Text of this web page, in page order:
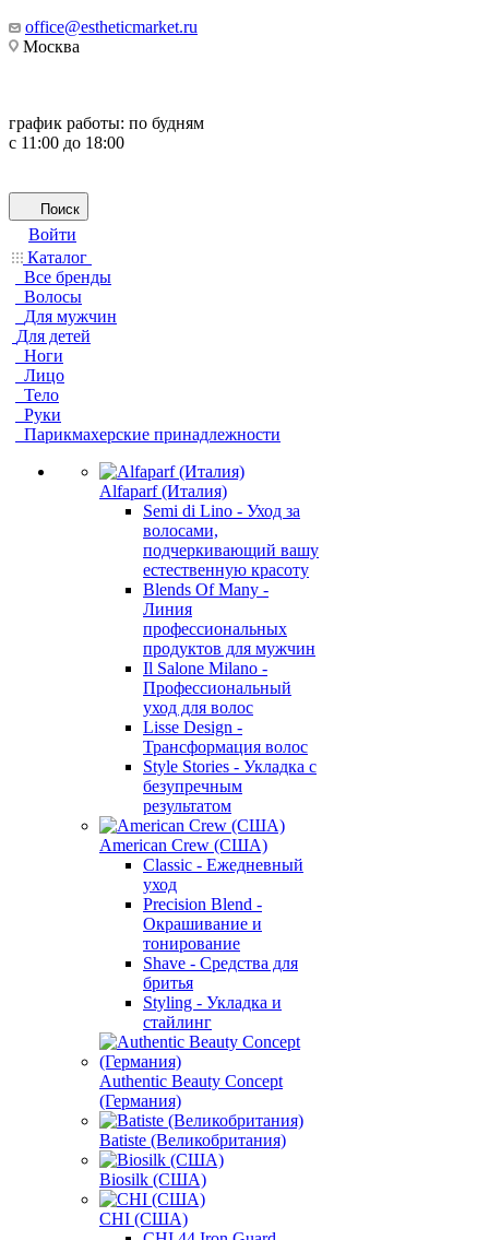
office@estheticmarket.ru
Москва
график работы: по будням
с 11:00 до 18:00
Поиск
Войти
Каталог
Все бренды
Волосы
Для мужчин
Для детей
Ноги
Лицо
Тело
Руки
Парикмахерские принадлежности
Alfaparf (Италия)
Semi di Lino - Уход за
волосами,
подчеркивающий вашу
естественную красоту
Blends Of Many -
Линия
профессиональных
продуктов для мужчин
Il Salone Milano -
Профессиональный
уход для волос
Lisse Design -
Трансформация волос
Style Stories - Укладка с
безупречным
результатом
American Crew (США)
Classic - Ежедневный
уход
Precision Blend -
Окрашивание и
тонирование
Shave - Средства для
бритья
Styling - Укладка и
стайлинг
Authentic Beauty Concept
(Германия)
Batiste (Великобритания)
Biosilk (США)
CHI (США)